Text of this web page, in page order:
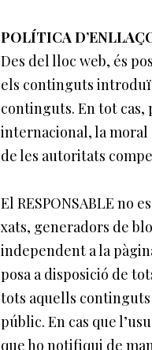
POLÍTICA
Des del lloc web, és
els continguts
continguts. En tot
internacional, la moral
de les autoritats
El RESPONSABLE
xats, generadors de
independent a la
posa a disposició de
tots aquells
públic. En cas que
que ho notifiqui de